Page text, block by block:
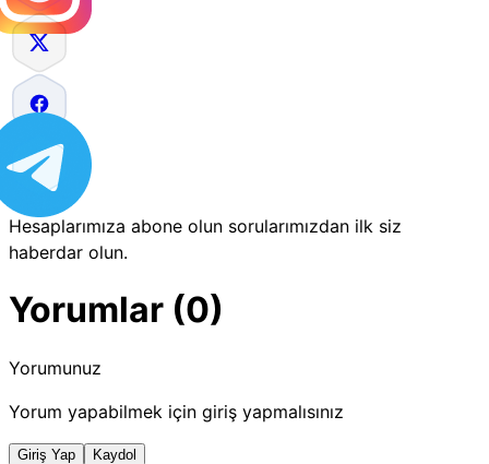
Hesaplarımıza abone olun sorularımızdan ilk siz
haberdar olun.
Yorumlar (0)
Yorumunuz
Yorum yapabilmek için giriş yapmalısınız
Giriş Yap Kaydol